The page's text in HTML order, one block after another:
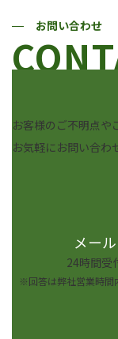
お問い合わせ
お客様のご不明点や
お気軽にお問い合わ
メール
24時間受
※回答は弊社営業時間